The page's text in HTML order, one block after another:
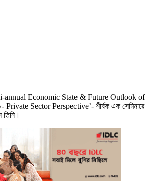
annual Economic State & Future Outlook of
Sector Perspective’- শীর্ষক এক সেমিনারে